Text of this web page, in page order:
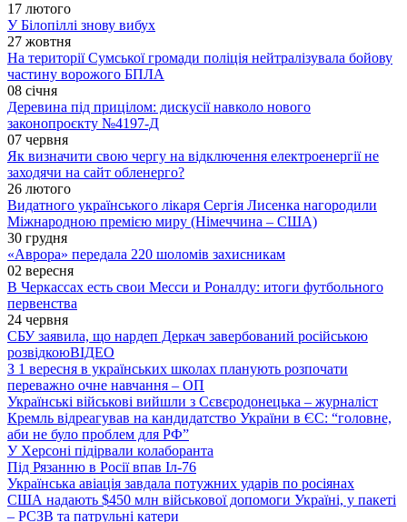
17 лютого
У Білопіллі знову вибух
27 жовтня
На території Сумської громади поліція нейтралізувала бойову
частину ворожого БПЛА
08 січня
Деревина під прицілом: дискусії навколо нового
законопроєкту №4197-Д
07 червня
Як визначити свою чергу на відключення електроенергії не
заходячи на сайт обленерго?
26 лютого
Видатного українського лікаря Сергія Лисенка нагородили
Міжнародною премією миру (Німеччина – США)
30 грудня
«Аврора» передала 220 шоломів захисникам
02 вересня
В Черкассах есть свои Месси и Роналду: итоги футбольного
первенства
24 червня
СБУ заявила, що нардеп Деркач завербований російською
розвідкоюВІДЕО
З 1 вересня в українських школах планують розпочати
переважно очне навчання – ОП
Українські військові вийшли з Сєвєродонецька – журналіст
Кремль відреагував на кандидатство України в ЄС: “головне,
аби не було проблем для РФ”
У Херсоні підірвали колаборанта
Під Рязанню в Росії впав Іл-76
Українська авіація завдала потужних ударів по росіянах
США надають $450 млн військової допомоги Україні, у пакеті
– РСЗВ та патрульні катери